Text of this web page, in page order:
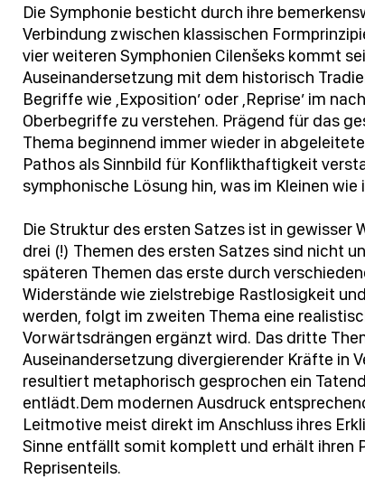
Die Symphonie besticht durch ihre
Verbindung zwischen klassischen
vier weiteren Symphonien Cilenšeks kommt
Auseinandersetzung mit dem historisch
Begriffe wie ,Exposition’ oder ,Reprise’ im
Oberbegriffe zu verstehen. Prägend für das
Thema beginnend immer wieder in
Pathos als Sinnbild für Konflikthaftigkeit
symphonische Lösung hin, was im Kleinen
Die Struktur des ersten Satzes ist in gewisser
drei (!) Themen des ersten Satzes sind nicht
späteren Themen das erste durch
Widerstände wie zielstrebige Rastlosigkeit
werden, folgt im zweiten Thema eine
Vorwärtsdrängen ergänzt wird. Das dritte
Auseinandersetzung divergierender Kräfte in
resultiert metaphorisch gesprochen ein
entlädt.Dem modernen Ausdruck
Leitmotive meist direkt im Anschluss ihres
Sinne entfällt somit komplett und erhält ihren
Reprisenteils.